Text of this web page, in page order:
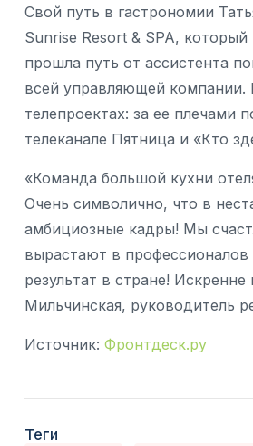
Свой путь в гастрономии
Sunrise Resort & SPA,
прошла путь от ассистента
всей управляющей компании.
телепроектах: за ее
телеканале Пятница и «Кто
«Команда большой кухни
Очень символично, что в
амбициозные кадры! Мы
вырастают в
результат в стране!
Мильчинская, руководитель
Источник: Фронтдеск.ру
Теги